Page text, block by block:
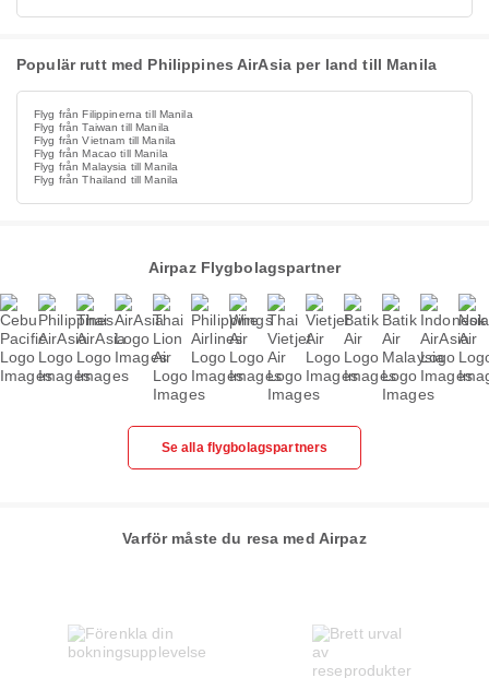
Populär rutt med Philippines AirAsia per land till Manila
Flyg från Filippinerna till Manila
Flyg från Taiwan till Manila
Flyg från Vietnam till Manila
Flyg från Macao till Manila
Flyg från Malaysia till Manila
Flyg från Thailand till Manila
Airpaz Flygbolagspartner
Se alla flygbolagspartners
Varför måste du resa med Airpaz